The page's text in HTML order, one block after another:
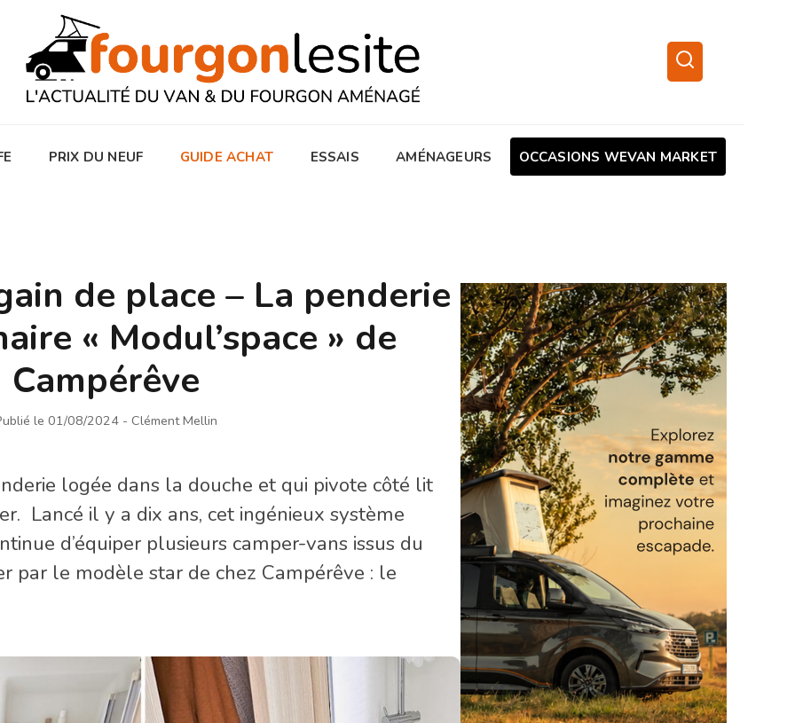
PRIX DU NEUF GUIDE ACHAT ESSAIS AMÉNAGEURS OCCASIONS WEVAN MARKET
de place – La penderie
« Modul’space » de
Campérêve
le 01/08/2024 - Clément Mellin
logée dans la douche et qui pivote côté lit
Lancé il y a dix ans, cet ingénieux système
d’équiper plusieurs camper-vans issus du
par le modèle star de chez Campérêve : le